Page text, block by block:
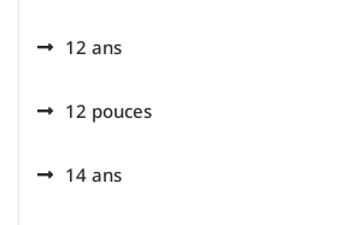
12 ans
12 pouces
14 ans